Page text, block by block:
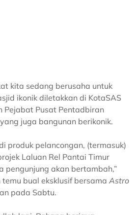
kita sedang berusaha untuk
ikonik diletakkan di KotaSAS
Pejabat Pusat Pentadbiran
juga bangunan berikonik.
produk pelancongan, (termasuk)
Laluan Rel Pantai Timur
pengunjung akan bertambah,”
bual eksklusif bersama Astro
pada Sabtu.